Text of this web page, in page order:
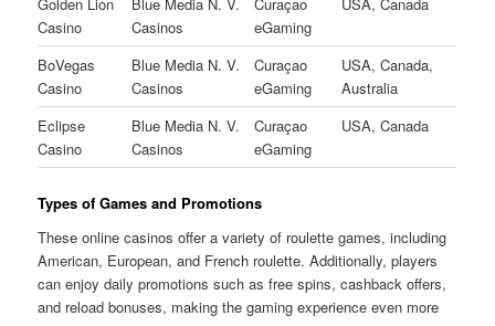
Casino
Casinos
eGaming
BoVegas
Casino
Blue Media N. V.
Casinos
Curaçao
eGaming
USA, Canada,
Australia
Eclipse
Casino
Blue Media N. V.
Casinos
Curaçao
eGaming
USA, Canada
Types of Games and Promotions
These online casinos offer a variety of roulette games, including
American, European, and French roulette. Additionally, players
can enjoy daily promotions such as free spins, cashback offers,
and reload bonuses, making the gaming experience even more